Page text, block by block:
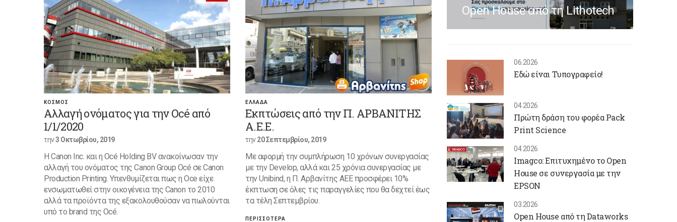
ΚΟΣΜΟΣ
Αλλαγή ονόματος για την Océ από
1/1/2020
την3 Οκτωβρίου, 2019
Η Canon Inc. και η Océ Holding BV ανακοίνωσαν την
αλλαγή του ονόματος της Canon Group Océ σε Canon
Production Printing. Υπενθυμίζεται πως η Oce είχε
ενσωματωθεί στην οικογένεια της Canon το 2010
αλλά τα προϊόντα της εξακολουθούσαν να πωλούνται
υπό το brand της Océ.
ΕΛΛΑΔΑ
Εκπτώσεις από την Π. ΑΡΒΑΝΙΤΗΣ
Α.Ε.Ε.
την20 Σεπτεμβρίου, 2019
Με αφορμή την συμπλήρωση 10 χρόνων συνεργασίας
με την Develop, αλλά και 25 χρόνια συνεργασίας με
την Unibind, η Π. Αρβανίτης ΑΕΕ προσφέρει 10%
έκπτωση σε όλες τις παραγγελίες που θα δεχτεί έως
τα τέλη Σεπτεμβρίου.
ΠΕΡΙΣΣΟΤΕΡΑ
Open House από τη Lithotech
06.2026
Εδώ είναι Τυπογραφείο!
04.2026
Πρώτη δράση του φορέα Pack
Print Science
04.2026
Imagco: Επιτυχημένο το Open
House σε συνεργασία με την
EPSON
03.2026
Open House από τη Dataworks